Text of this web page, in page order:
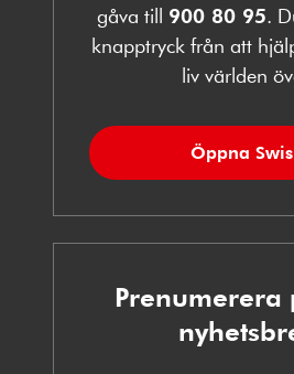
gåva till 900 80 95.
knapptryck från att
liv världen
Öppna
Prenumerera